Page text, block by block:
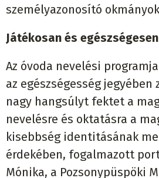
személyazonosító
Játékosan és egészségesen
Az óvoda nevelési
az egészségesség
nagy hangsúlyt fektet a
nevelésre és oktatásra a
kisebbség identitásának
érdekében, fogalmazott
Mónika, a Pozsonypüspöki